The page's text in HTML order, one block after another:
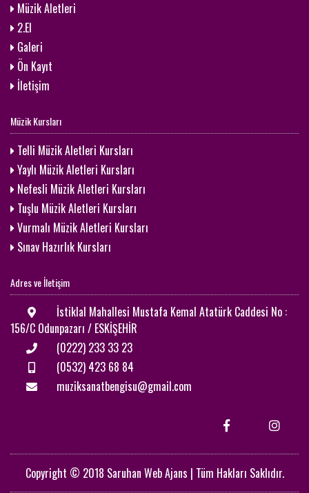
Müzik Aletleri
2.El
Galeri
Ön Kayıt
İletişim
Müzik Kursları
Telli Müzik Aletleri Kursları
Yaylı Müzik Aletleri Kursları
Nefesli Müzik Aletleri Kursları
Tuşlu Müzik Aletleri Kursları
Vurmalı Müzik Aletleri Kursları
Sınav Hazırlık Kursları
Adres ve İletişim
İstiklal Mahallesi Mustafa Kemal Atatürk Caddesi No :
156/C Odunpazarı / ESKİŞEHİR
(0222) 233 33 23
(0532) 423 68 84
muziksanatbengisu@gmail.com
Copyright © 2018 Saruhan Web Ajans | Tüm Hakları Saklıdır.